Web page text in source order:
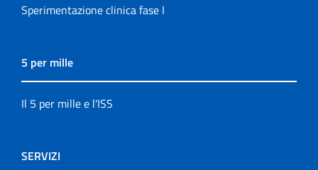
Sperimentazione clinica fase I
5 per mille
Il 5 per mille e l'ISS
SERVIZI